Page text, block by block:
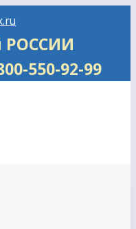
РОССИИ
550-92-99